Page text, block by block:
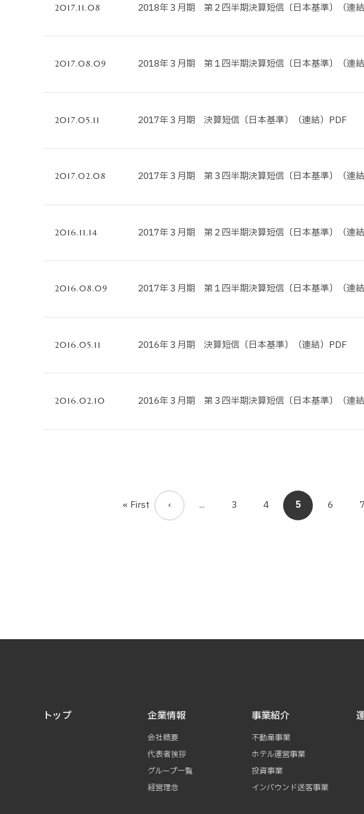
2017.11.08 2018年３月期 第２四半期決算短信〔日本基準〕（連
2017.08.09 2018年３月期 第１四半期決算短信〔日本基準〕（連
2017.05.11 2017年３月期 決算短信〔日本基準〕（連結）PDF
2017.02.08 2017年３月期 第３四半期決算短信〔日本基準〕（連
2016.11.14 2017年３月期 第２四半期決算短信〔日本基準〕（連
2016.08.09 2017年３月期 第１四半期決算短信〔日本基準〕（連
2016.05.11 2016年３月期 決算短信〔日本基準〕（連結）PDF
2016.02.10 2016年３月期 第３四半期決算短信〔日本基準〕（連
« First ... 3 4 5 6 7
トップ 企業情報
会社概要
代表者挨拶
グループ一覧
経営理念
事業紹介
不動産事業
ホテル運営事業
投資事業
インバウンド送客事業